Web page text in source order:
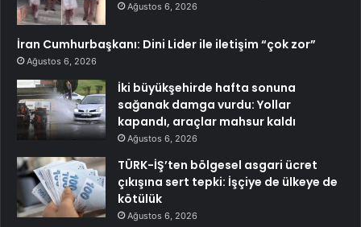
Ağustos 6, 2026
İran Cumhurbaşkanı: Dini Lider ile iletişim “çok zor”
Ağustos 6, 2026
İki büyükşehirde hafta sonuna
sağanak damga vurdu: Yollar
kapandı, araçlar mahsur kaldı
Ağustos 6, 2026
TÜRK-İŞ’ten bölgesel asgari ücret
çıkışına sert tepki: İşçiye de ülkeye de
kötülük
Ağustos 6, 2026